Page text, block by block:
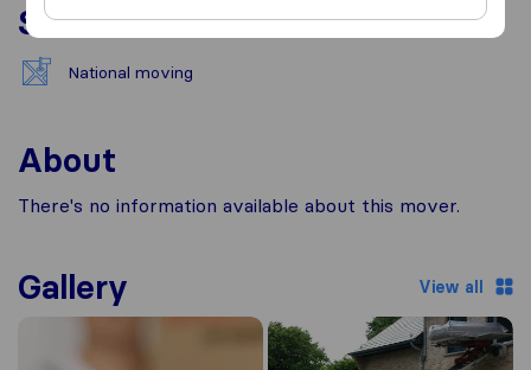
Services
National moving
About
There's no information available about this mover.
Gallery View all